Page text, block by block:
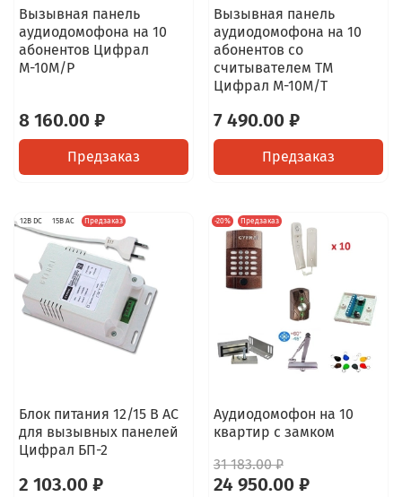
Вызывная панель
аудиодомофона на 10
абонентов Цифрал
М-10М/Р
8 160.00 ₽
Предзаказ
Вызывная панель
аудиодомофона на 10
абонентов со
считывателем TM
Цифрал М-10М/T
7 490.00 ₽
Предзаказ
12В DC 15В AC Предзаказ
Блок питания 12/15 В AC
для вызывных панелей
Цифрал БП-2
2 103.00 ₽
-20% Предзаказ
Аудиодомофон на 10
квартир с замком
31 183.00 ₽
24 950.00 ₽